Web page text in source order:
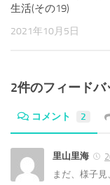
生活(その19)
2021年10月5日
2件のフィードバ
コメント 2
里山里海
まだ、様子見